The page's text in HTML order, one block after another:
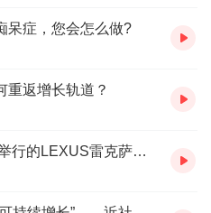
呆症，您会怎么做?
重返增长轨道？
“道路造就汽车”——在“一线”举行的LEXUS雷克萨斯TZ全球首发